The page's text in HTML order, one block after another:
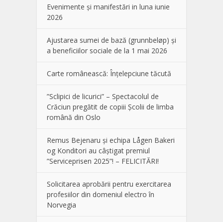
Evenimente și manifestări in luna iunie
2026
Ajustarea sumei de bază (grunnbeløp) și
a beneficiilor sociale de la 1 mai 2026
Carte românească: Înțelepciune tăcută
”Sclipici de licurici” – Spectacolul de
Crăciun pregătit de copiii Școlii de limba
română din Oslo
Remus Bejenaru și echipa Lågen Bakeri
og Konditori au câștigat premiul
”Serviceprisen 2025”! – FELICITĂRI!
Solicitarea aprobării pentru exercitarea
profesiilor din domeniul electro în
Norvegia